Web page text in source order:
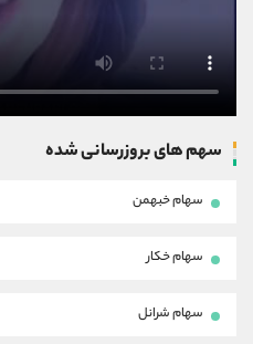
سهم های بروزرسانی شده
سهام خبهمن
سهام خکار
سهام شرانل